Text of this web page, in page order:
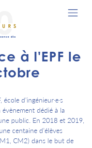
à l'EPF le
d’ingénieur·e·s
dédié à la
public. En 2018 et 2019,
centaine d’élèves
CM2) dans le but de